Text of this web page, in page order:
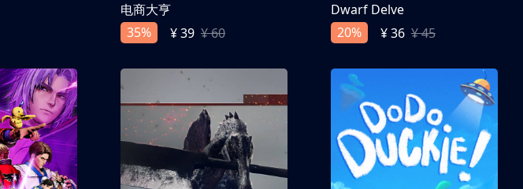
电商大亨
35%
¥ 39 ¥ 60
Dwarf Delve
20%
¥ 36 ¥ 45